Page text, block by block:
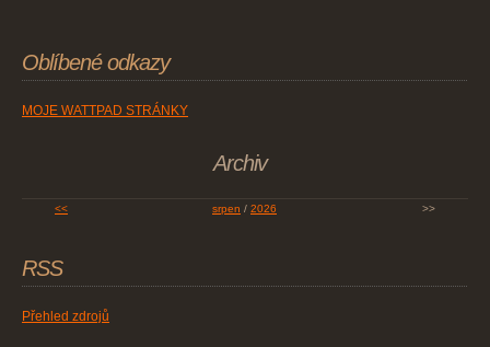
Oblíbené odkazy
MOJE WATTPAD STRÁNKY
Archiv
<< srpen / 2026 >>
RSS
Přehled zdrojů